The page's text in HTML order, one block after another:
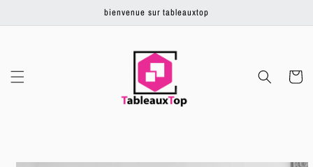
contenu
bienvenue sur tableauxtop
Panier
Passer aux